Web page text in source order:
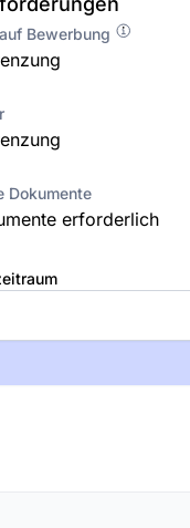
Bewerbung
Dokumente
erforderlich